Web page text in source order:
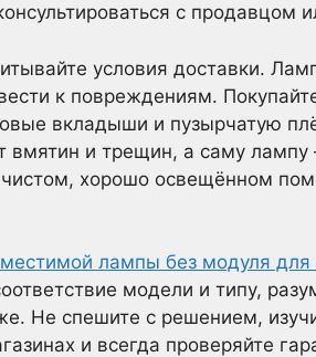
с продавцом
условия доставки.
к повреждениям.
вкладыши и пузырчатую
вмятин и трещин, а саму
чистом, хорошо освещённом
лампы без модуля для
модели и типу,
Не спешите с решением,
и всегда проверяйте